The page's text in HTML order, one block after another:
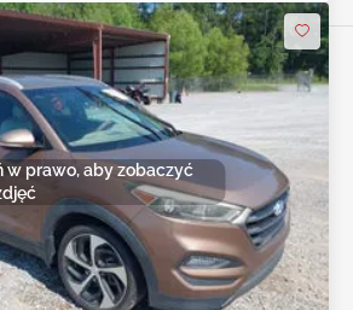
w prawo, aby zobaczyć